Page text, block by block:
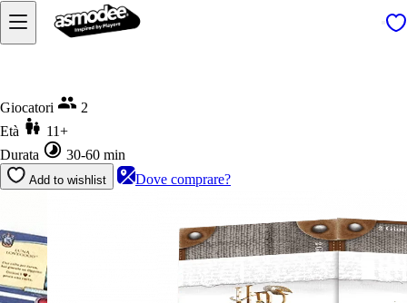
Giocatori
2
Età
11+
Durata
30-60 min
Add to wishlist Dove comprare?